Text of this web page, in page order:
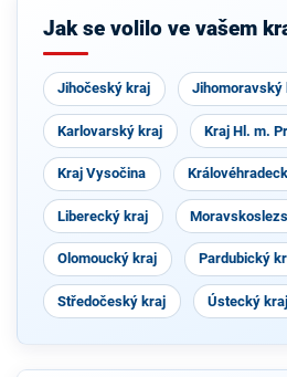
Jak se volilo ve vašem
Jihočeský kraj Jihomoravský
Karlovarský kraj Kraj Hl. m.
Kraj Vysočina
Liberecký kraj
Olomoucký kraj Pardubický
Středočeský kraj Ústecký kraj